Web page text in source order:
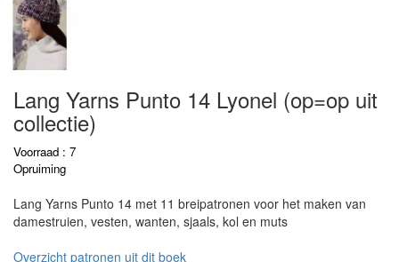
Lang Yarns Punto 14 Lyonel (op=op uit
collectie)
Voorraad : 7
Opruiming
Lang Yarns Punto 14 met 11 breipatronen voor het maken van
damestruien, vesten, wanten, sjaals, kol en muts
Overzicht patronen uit dit boek